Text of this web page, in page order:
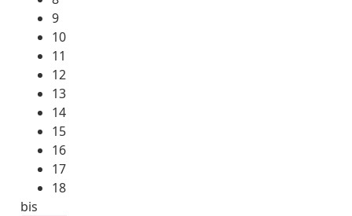
9
10
11
12
13
14
15
16
17
18
bis